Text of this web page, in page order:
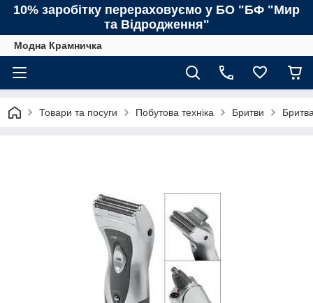
10% заробітку перераховуємо у БО "БФ "Мир
та Відродження"
Модна Крамничка
Товари та посуги Побутова техніка Бритви